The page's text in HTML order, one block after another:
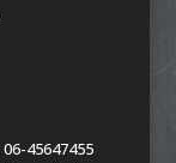
06-45647455